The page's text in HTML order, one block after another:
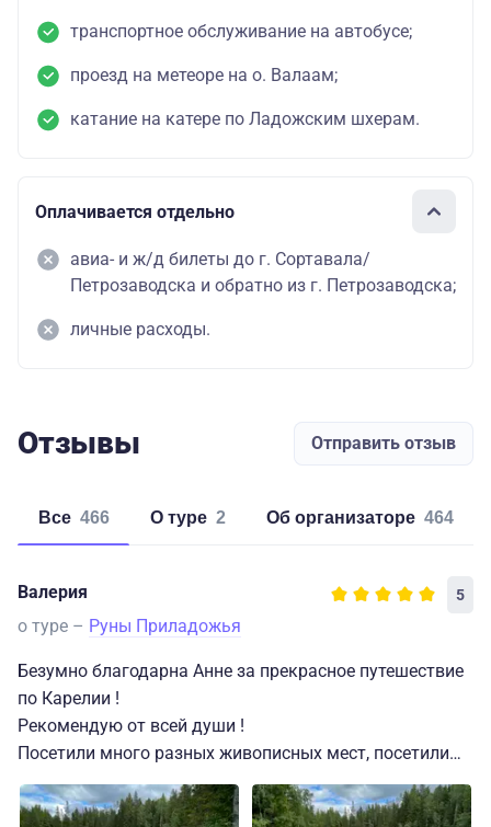
транспортное обслуживание на автобусе;
проезд на метеоре на о. Валаам;
катание на катере по Ладожским шхерам.
Оплачивается отдельно
авиа- и ж/д билеты до г. Сортавала/
Петрозаводска и обратно из г. Петрозаводска;
личные расходы.
Отзывы Отправить отзыв
Все 466 о туре 2 об организаторе 464
Валерия 5
о туре – Руны Приладожья
Безумно благодарна Анне за прекрасное путешествие
по Карелии !
Рекомендую от всей души !
Посетили много разных живописных мест, посетили
разные кафе и рестораны.
Он Анны во время экскурсий узнали много